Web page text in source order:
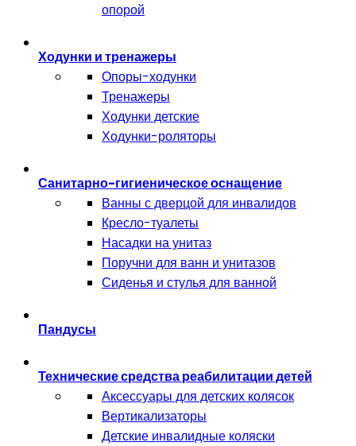
опорой
Ходунки и тренажеры
Опоры-ходунки
Тренажеры
Ходунки детские
Ходунки-роляторы
Санитарно-гигиеническое оснащение
Ванны с дверцой для инвалидов
Кресло-туалеты
Насадки на унитаз
Поручни для ванн и унитазов
Сиденья и стулья для ванной
Пандусы
Технические средства реабилитации детей
Аксессуары для детских колясок
Вертикализаторы
Детские инвалидные коляски